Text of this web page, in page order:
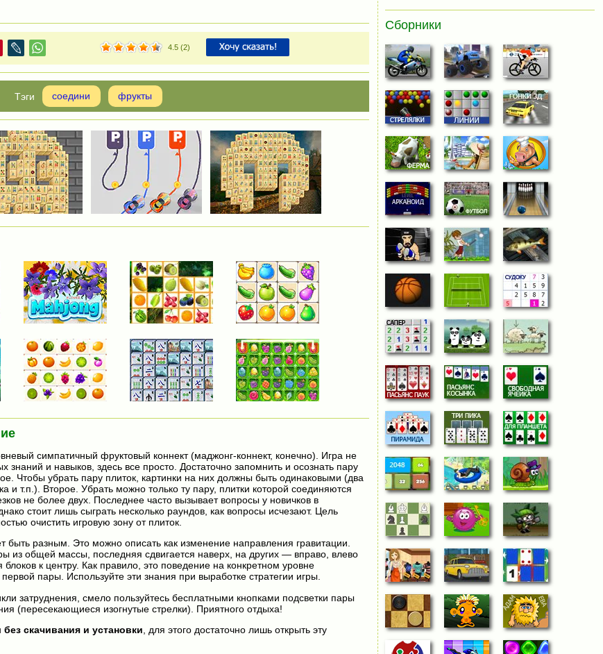
4.5 (2)
соедини фрукты
симпатичный фруктовый коннект (маджонг-коннект, конечно). Игра не
знаний и навыков, здесь все просто. Достаточно запомнить и осознать пару
Чтобы убрать пару плиток, картинки на них должны быть одинаковыми (два
и т.п.). Второе. Убрать можно только ту пару, плитки которой соединяются
не более двух. Последнее часто вызывает вопросы у новичков в
стоит лишь сыграть несколько раундов, как вопросы исчезают. Цель
очистить игровую зону от плиток.
разным. Это можно описать как изменение направления гравитации.
из общей массы, последняя сдвигается наверх, на других — вправо, влево
к центру. Как правило, это поведение на конкретном уровне
пары. Используйте эти знания при выработке стратегии игры.
затруднения, смело пользуйтесь бесплатными кнопками подсветки пары
(пересекающиеся изогнутые стрелки). Приятного отдыха!
без скачивания и установки , для этого достаточно лишь открыть эту
Сборники